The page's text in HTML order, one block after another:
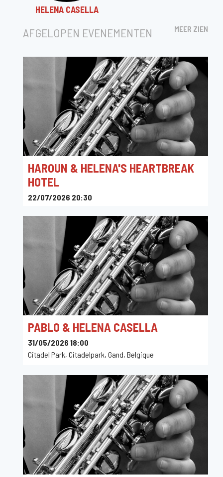
HELENA CASELLA
AFGELOPEN EVENEMENTEN MEER ZIEN
HAROUN & HELENA'S HEARTBREAK
HOTEL
22/07/2026 20:30
PABLO & HELENA CASELLA
31/05/2026 18:00
Citadel Park, Citadelpark, Gand, Belgique